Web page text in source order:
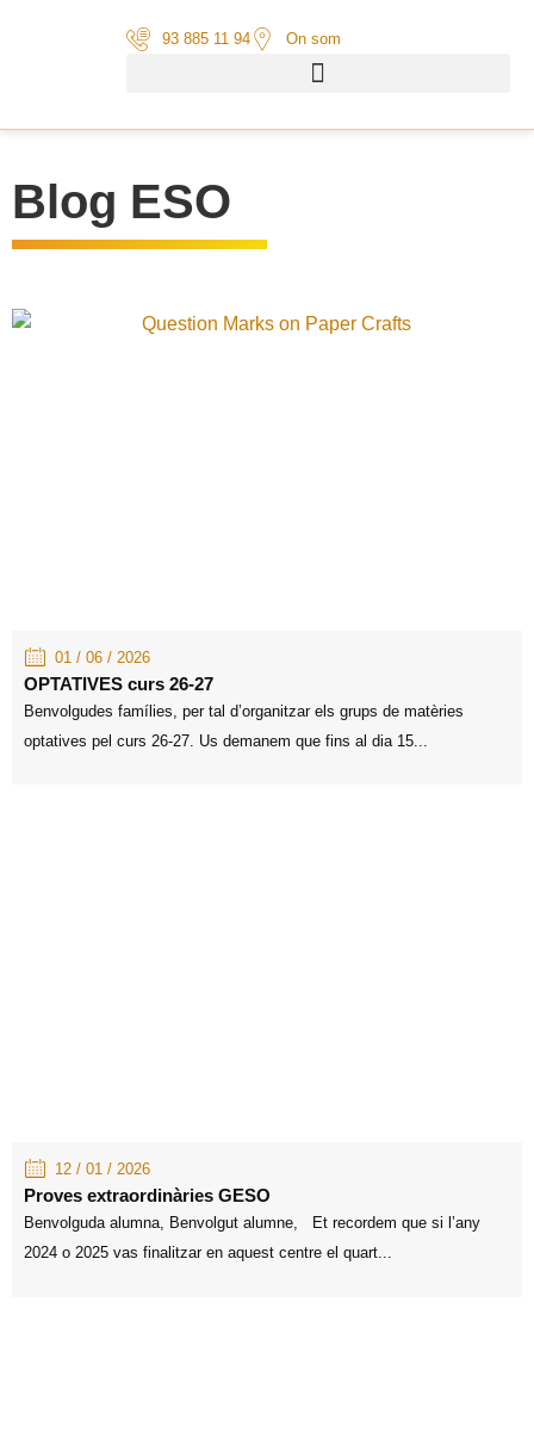
93 885 11 94 On som
Blog ESO
01 / 06 / 2026
OPTATIVES curs 26-27
Benvolgudes famílies, per tal d’organitzar els grups de matèries
optatives pel curs 26-27. Us demanem que fins al dia 15...
12 / 01 / 2026
Proves extraordinàries GESO
Benvolguda alumna, Benvolgut alumne, Et recordem que si l’any
2024 o 2025 vas finalitzar en aquest centre el quart...